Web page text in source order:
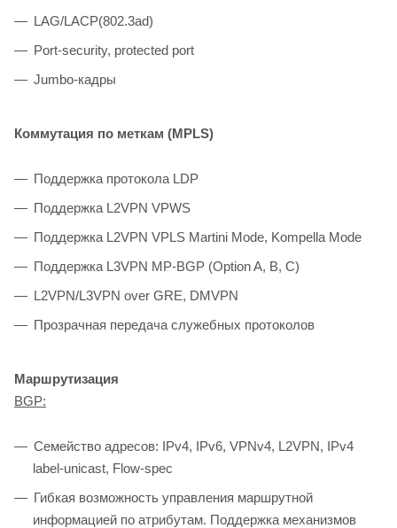
LAG/LACP(802.3ad)
Port-security, protected port
Jumbo-кадры
Коммутация по меткам (MPLS)
Поддержка протокола LDP
Поддержка L2VPN VPWS
Поддержка L2VPN VPLS Martini Mode, Kompella Mode
Поддержка L3VPN MP-BGP (Option A, B, C)
L2VPN/L3VPN over GRE, DMVPN
Прозрачная передача служебных протоколов
Маршрутизация
BGP:
Семейство адресов: IPv4, IPv6, VPNv4, L2VPN, IPv4
label-unicast, Flow-spec
Гибкая возможность управления маршрутной
информацией по атрибутам. Поддержка механизмов